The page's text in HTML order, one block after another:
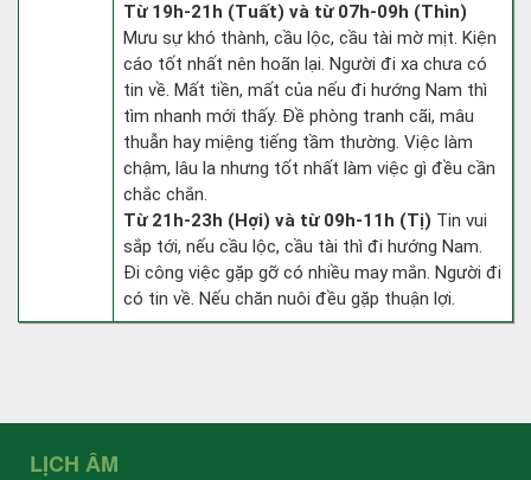
Từ 19h-21h (Tuất) và từ 07h-09h (Thìn)
Mưu sự khó thành, cầu lộc, cầu tài mờ mịt. Kiện
cáo tốt nhất nên hoãn lại. Người đi xa chưa có
tin về. Mất tiền, mất của nếu đi hướng Nam thì
tìm nhanh mới thấy. Đề phòng tranh cãi, mâu
thuẫn hay miệng tiếng tầm thường. Việc làm
chậm, lâu la nhưng tốt nhất làm việc gì đều cần
chắc chắn.
Từ 21h-23h (Hợi) và từ 09h-11h (Tị) Tin vui
sắp tới, nếu cầu lộc, cầu tài thì đi hướng Nam.
Đi công việc gặp gỡ có nhiều may mắn. Người đi
có tin về. Nếu chăn nuôi đều gặp thuận lợi.
LỊCH ÂM